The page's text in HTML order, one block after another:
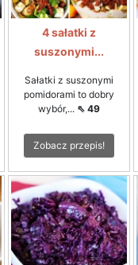
4 sałatki z
suszonymi...
Sałatki z suszonymi
pomidorami to dobry
wybór,... ⇖ 49
Zobacz przepis!